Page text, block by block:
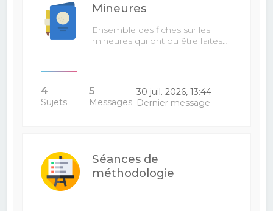
Mineures
Ensemble des fiches sur les
mineures qui ont pu être faites…
4
Sujets
5
Messages
30 juil. 2026, 13:44
Dernier message
Séances de
méthodologie